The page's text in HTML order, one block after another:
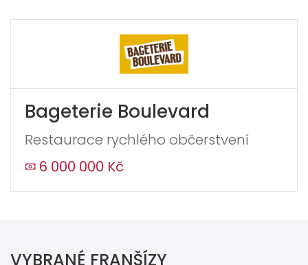
Bageterie Boulevard
Restaurace rychlého občerstvení
6 000 000 Kč
VYBRANÉ FRANŠÍZY